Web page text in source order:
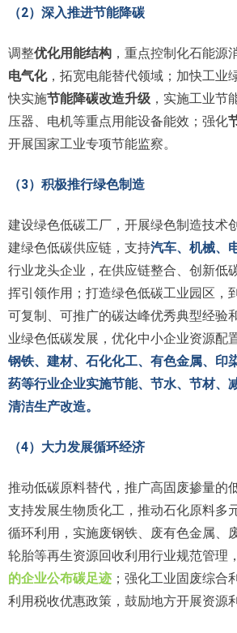
（2）深入推进节能降碳
调整优化用能结构 ，重点控制化石能源
电气化，拓宽电能替代领域；加快工业
快实施节能降碳改造升级 ，实施工业节
压器、电机等重点用能设备能效；强化
开展国家工业专项节能监察。
（3）积极推行绿色制造
建设绿色低碳工厂，开展绿色制造技术
建绿色低碳供应链，支持汽车、机械、
行业龙头企业，在供应链整合、创新低
挥引领作用；打造绿色低碳工业园区，
可复制、可推广的碳达峰优秀典型经验
业绿色低碳发展，优化中小企业资源配
钢铁、建材、石化化工、有色金属、印
药等行业企业实施节能、节水、节材、
清洁生产改造。
（4）大力发展循环经济
推动低碳原料替代，推广高固废掺量的
支持发展生物质化工，推动石化原料多
循环利用，实施废钢铁、废有色金属、
轮胎等再生资源回收利用行业规范管理，
的企业公布碳足迹 ；强化工业固废综合
利用税收优惠政策，鼓励地方开展资源